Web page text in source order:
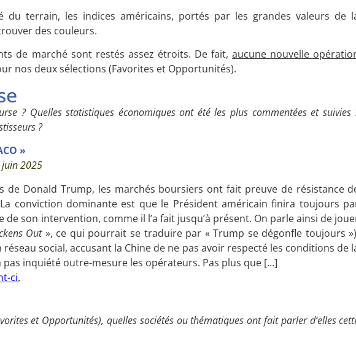
du terrain, les indices américains, portés par les grandes valeurs de
des couleurs.
de marché sont restés assez étroits. De fait,aucune nouvelle
nos deux sélections (Favorites et Opportunités).
? Quelles statistiques économiques ont été les plus commentées et suivies
?
»
2025
de Donald Trump, les marchés boursiers ont fait preuve de résistance
conviction dominante est que le Président américain finira toujours
son intervention, comme il l’a fait jusqu’à présent. On parle ainsi de
Out», ce qui pourrait se traduire par « Trump se dégonfle toujours
social, accusant la Chine de ne pas avoir respecté les conditions de
pas inquiété outre-mesure les opérateurs. Pas plus que […]
ci.
et Opportunités), quelles sociétés ou thématiques ont fait parler d’elles